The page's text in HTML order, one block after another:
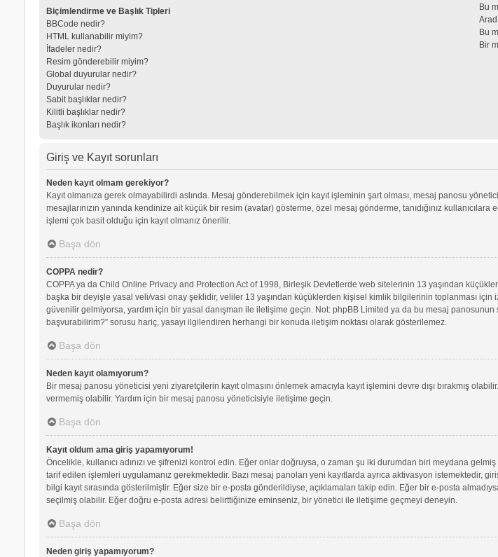
Biçimlendirme ve Başlık Tipleri
BBCode nedir?
HTML kullanabilir miyim?
İfadeler nedir?
Resim gönderebilir miyim?
Global duyurular nedir?
Duyurular nedir?
Sabit başlıklar nedir?
Kilitli başlıklar nedir?
Başlık ikonları nedir?
Bu
Bu
Bir
Giriş ve Kayıt sorunları
Neden kayıt olmam gerekiyor?
Kayıt olmanıza gerek olmayabilirdi aslında. Mesaj gönderebilmek için kayıt işleminin şart olması, mesaj panosu
mesajlarınızın yanında kendinize ait küçük bir resim (avatar) gösterme, özel mesaj gönderme, tanıdığınız
işlemi çok basit olduğu için kayıt olmanız önerilir.
Başa dön
COPPA nedir?
COPPA ya da Child Online Privacy and Protection Act of 1998, Birleşik Devletlerde web sitelerinin 13 yaşından
başka bir deyişle yasal veli/vasi onay şeklidir, veliler 13 yaşından küçüklerden kişisel kimlik bilgilerinin toplanması
güvenilir gelmiyorsa, yardım için bir yasal danışman ile iletişime geçin. Not: phpBB Limited ya da bu mesaj
başvurabilirim?” sorusu hariç, yasayı ilgilendiren herhangi bir konuda iletişim noktası olarak gösterilemez.
Başa dön
Neden kayıt olamıyorum?
Bir mesaj panosu yöneticisi yeni ziyaretçilerin kayıt olmasını önlemek amacıyla kayıt işlemini devre dışı bırakmış
vermemiş olabilir. Yardım için bir mesaj panosu yöneticisiyle iletişime geçin.
Başa dön
Kayıt oldum ama giriş yapamıyorum!
Öncelikle, kullanıcı adınızı ve şifrenizi kontrol edin. Eğer onlar doğruysa, o zaman şu iki durumdan biri meydana
tarif edilen işlemleri uygulamanız gerekmektedir. Bazı mesaj panoları yeni kayıtlarda ayrıca aktivasyon istemektedir,
bilgi kayıt sırasında gösterilmiştir. Eğer size bir e-posta gönderildiyse, açıklamaları takip edin. Eğer bir e-posta
seçilmiş olabilir. Eğer doğru e-posta adresi belirttiğinize eminseniz, bir yönetici ile iletişime geçmeyi deneyin.
Başa dön
Neden giriş yapamıyorum?